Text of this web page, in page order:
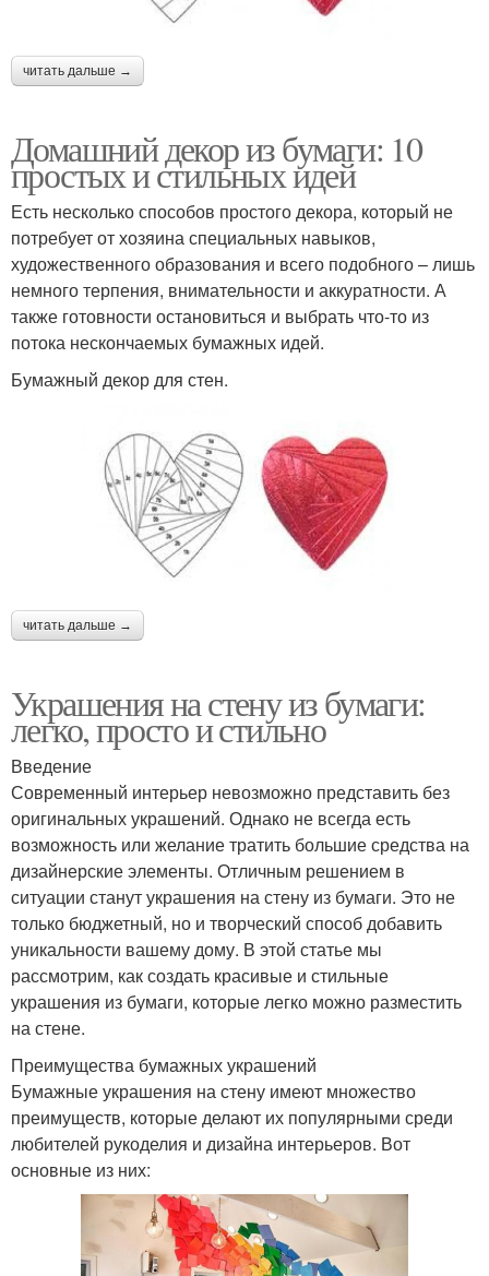
читать дальше →
Домашний декор из бумаги: 10
простых и стильных идей
Есть несколько способов простого декора, который не
потребует от хозяина специальных навыков,
художественного образования и всего подобного – лишь
немного терпения, внимательности и аккуратности. А
также готовности остановиться и выбрать что-то из
потока нескончаемых бумажных идей.
Бумажный декор для стен.
читать дальше →
Украшения на стену из бумаги:
легко, просто и стильно
Введение
Современный интерьер невозможно представить без
оригинальных украшений. Однако не всегда есть
возможность или желание тратить большие средства на
дизайнерские элементы. Отличным решением в
ситуации станут украшения на стену из бумаги. Это не
только бюджетный, но и творческий способ добавить
уникальности вашему дому. В этой статье мы
рассмотрим, как создать красивые и стильные
украшения из бумаги, которые легко можно разместить
на стене.
Преимущества бумажных украшений
Бумажные украшения на стену имеют множество
преимуществ, которые делают их популярными среди
любителей рукоделия и дизайна интерьеров. Вот
основные из них: